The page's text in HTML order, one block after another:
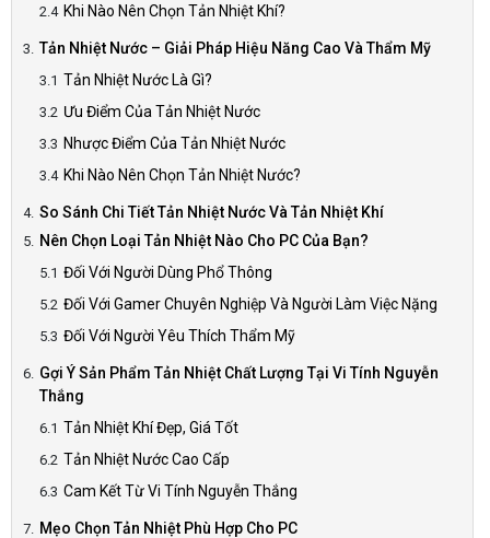
Khi Nào Nên Chọn Tản Nhiệt Khí?
Tản Nhiệt Nước – Giải Pháp Hiệu Năng Cao Và Thẩm Mỹ
Tản Nhiệt Nước Là Gì?
Ưu Điểm Của Tản Nhiệt Nước
Nhược Điểm Của Tản Nhiệt Nước
Khi Nào Nên Chọn Tản Nhiệt Nước?
So Sánh Chi Tiết Tản Nhiệt Nước Và Tản Nhiệt Khí
Nên Chọn Loại Tản Nhiệt Nào Cho PC Của Bạn?
Đối Với Người Dùng Phổ Thông
Đối Với Gamer Chuyên Nghiệp Và Người Làm Việc Nặng
Đối Với Người Yêu Thích Thẩm Mỹ
Gợi Ý Sản Phẩm Tản Nhiệt Chất Lượng Tại Vi Tính Nguyễn
Thắng
Tản Nhiệt Khí Đẹp, Giá Tốt
Tản Nhiệt Nước Cao Cấp
Cam Kết Từ Vi Tính Nguyễn Thắng
Mẹo Chọn Tản Nhiệt Phù Hợp Cho PC